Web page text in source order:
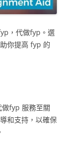
，代做fyp。選
你提高 fyp 的
fyp 服務至關
和支持，以確保